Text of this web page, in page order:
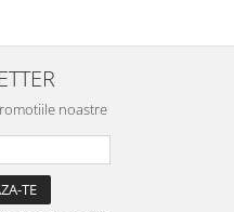
noastre